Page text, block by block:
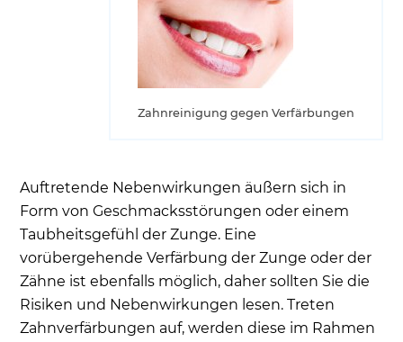
Zahnreinigung gegen Verfärbungen
Auftretende Nebenwirkungen äußern sich in
Form von Geschmacksstörungen oder einem
Taubheitsgefühl der Zunge. Eine
vorübergehende Verfärbung der Zunge oder der
Zähne ist ebenfalls möglich, daher sollten Sie die
Risiken und Nebenwirkungen lesen. Treten
Zahnverfärbungen auf, werden diese im Rahmen